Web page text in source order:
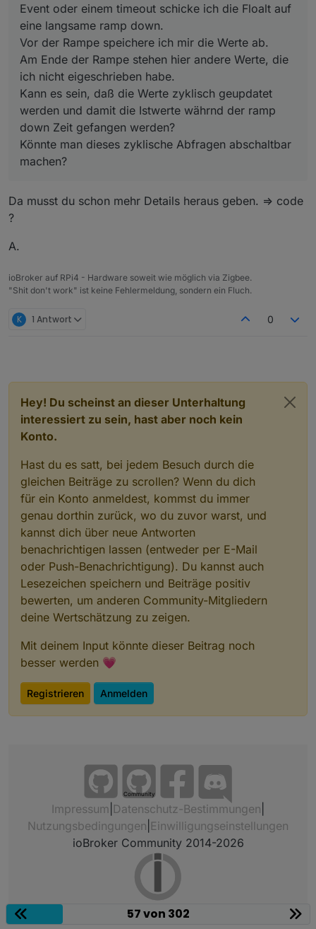
Event oder einem timeout schicke ich die Floalt auf
eine langsame ramp down.
Vor der Rampe speichere ich mir die Werte ab.
Am Ende der Rampe stehen hier andere Werte, die
ich nicht eigeschrieben habe.
Kann es sein, daß die Werte zyklisch geupdatet
werden und damit die Istwerte währnd der ramp
down Zeit gefangen werden?
Könnte man dieses zyklische Abfragen abschaltbar
machen?
Da musst du schon mehr Details heraus geben. => code
?
A.
ioBroker auf RPi4 - Hardware soweit wie möglich via Zigbee.
"Shit don't work" ist keine Fehlermeldung, sondern ein Fluch.
K 1 Antwort 0
Hey! Du scheinst an dieser Unterhaltung
interessiert zu sein, hast aber noch kein
Konto.
Hast du es satt, bei jedem Besuch durch die
gleichen Beiträge zu scrollen? Wenn du dich
für ein Konto anmeldest, kommst du immer
genau dorthin zurück, wo du zuvor warst, und
kannst dich über neue Antworten
benachrichtigen lassen (entweder per E-Mail
oder Push-Benachrichtigung). Du kannst auch
Lesezeichen speichern und Beiträge positiv
bewerten, um anderen Community-Mitgliedern
deine Wertschätzung zu zeigen.
Mit deinem Input könnte dieser Beitrag noch
besser werden 💗
Registrieren Anmelden
Community
Impressum Datenschutz-Bestimmungen
Nutzungsbedingungen Einwilligungseinstellungen
ioBroker Community 2014-2026
57 von 302